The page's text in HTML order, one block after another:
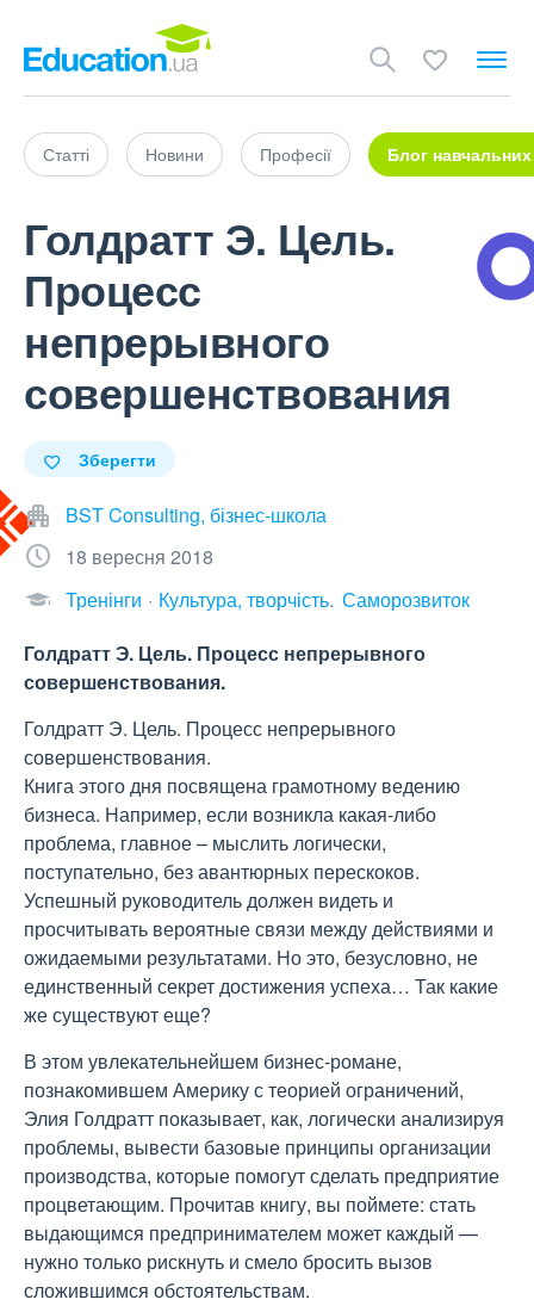
Статті Новини Професії Блог навчальних
Голдратт Э. Цель.
Процесс
непрерывного
совершенствования
Зберегти
BST Consulting, бізнес-школа
18 вересня 2018
Тренінги
Культура, творчість Саморозвиток
Голдратт Э. Цель. Процесс непрерывного
совершенствования.
Голдратт Э. Цель. Процесс непрерывного
совершенствования.
Книга этого дня посвящена грамотному ведению
бизнеса. Например, если возникла какая-либо
проблема, главное – мыслить логически,
поступательно, без авантюрных перескоков.
Успешный руководитель должен видеть и
просчитывать вероятные связи между действиями и
ожидаемыми результатами. Но это, безусловно, не
единственный секрет достижения успеха… Так какие
же существуют еще?
В этом увлекательнейшем бизнес-романе,
познакомившем Америку с теорией ограничений,
Элия Голдратт показывает, как, логически анализируя
проблемы, вывести базовые принципы организации
производства, которые помогут сделать предприятие
процветающим. Прочитав книгу, вы поймете: стать
выдающимся предпринимателем может каждый —
нужно только рискнуть и смело бросить вызов
сложившимся обстоятельствам.